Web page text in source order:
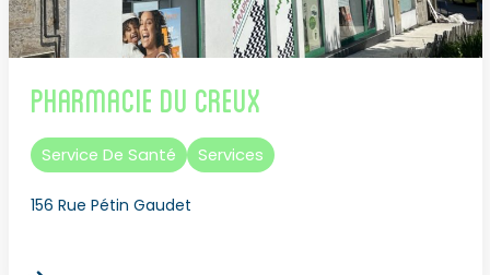
Pharmacie du Creux
Service De Santé Services
156 Rue Pétin Gaudet